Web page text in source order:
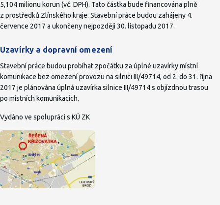
5,104 milionu korun (vč. DPH). Tato částka bude financována plně
z prostředků Zlínského kraje. Stavební práce budou zahájeny 4.
července 2017 a ukončeny nejpozději 30. listopadu 2017.
Uzavírky a dopravní omezení
Stavební práce budou probíhat zpočátku za úplné uzavírky místní
komunikace bez omezení provozu na silnici III/49714, od 2. do 31. října
2017 je plánována úplná uzavírka silnice III/49714 s objízdnou trasou
po místních komunikacích.
Vydáno ve spolupráci s KÚ ZK